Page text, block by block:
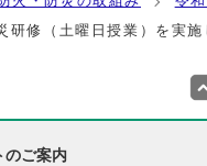
研修（土曜日授業）を実施
のご案内